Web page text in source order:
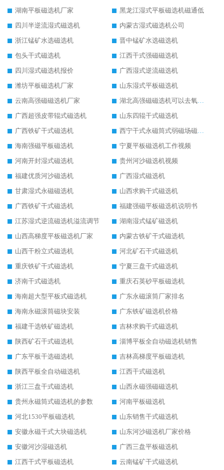
湖南平板磁选机厂家
黑龙江湿式平板磁选机磁通低
四川半逆流湿式磁选机
内蒙古湿式磁选机公司
浙江锰矿水选磁选机
晋中锰矿水选磁选机
包头干式磁选机
江西干式强磁磁选机
四川湿式磁选机报价
广西湿式逆流磁选机
潍坊平板磁选机厂家
山东湿式平板磁选机
云南高强磁磁选机厂家
湖北高强磁磁选机可以去氧化铝
广西超强皮带辊式磁选机
山东四辊干式磁选机
广西铁矿干式磁选机
西宁干式永磁筒式弱磁场磁选机结构图
海南强磁平板磁选机
宁夏平板磁选机工作视频
河南开封湿式磁选机
贵州河沙磁选机视频
福建优质河沙磁选机
广西湿式磁选机
甘肃湿式永磁磁选机
山西求购干式磁选机
广西铁矿干式磁选机
福建强磁平板磁选机说明书
江苏湿式逆流磁选机溢流调节
湖南湿式锰矿磁选机
山西高梯度平板磁选机厂家
内蒙古铁矿干式磁选机
山西干粉立式磁选机
河北矿石干式磁选机
重庆铁矿干式磁选机
宁夏三盘干式磁选机
济南干式磁选机
重庆石英砂平板磁选机
海南超大型平板式磁选机
广东永磁滚筒厂家排名
海南永磁滚筒磁块安装
广东铁矿磁选机价格
福建干选铁矿磁选机
吉林求购干式磁选机
陕西矿石干式磁选机
淄博平板全自动磁选机销售
广东平板干选磁选机
吉林高梯度平板磁选机
陕西平板全自动磁选机
江西干式磁选机
浙江三盘干式磁选机
山西永磁强磁磁选机
贵州永磁筒式磁选机的参数
河南平板磁选机
河北1530平板磁选机
山东销售干式磁选机
安徽永磁干式大块磁选机
山东河沙磁选机厂家价格
安徽河沙湿磁选机
广西三盘平板磁选机
江西干式平板磁选机
云南锰矿干式磁选机